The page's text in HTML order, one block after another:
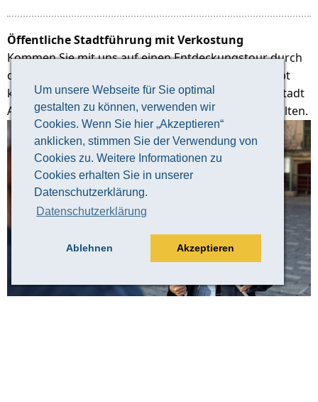
Um unsere Webseite für Sie optimal
gestalten zu können, verwenden wir
Cookies. Wenn Sie hier „Akzeptieren“
anklicken, stimmen Sie der Verwendung von
Cookies zu. Weitere Informationen zu
Cookies erhalten Sie in unserer
Datenschutzerklärung.
Datenschutzerklärung
Ablehnen Akzeptieren
Öffentliche Stadtführung mit Verkostung
Kommen Sie mit uns auf einen Entdeckungstour durch
die ehemalige Residenz der Wettiner Fürsten. Es gibt
keine bessere Art, einen guten Überblick über die Stadt
Altenburg und ihre 1000-jährige Geschichte zu erhalten.